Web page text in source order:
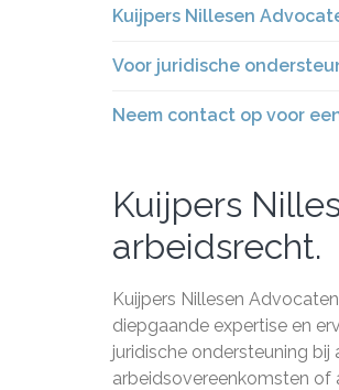
Kuijpers Nillesen
Voor juridische
Neem contact op voor
Kuijpers
arbeidsrecht.
Kuijpers Nillesen
diepgaande expertise en
juridische ondersteuning
arbeidsovereenkomsten of